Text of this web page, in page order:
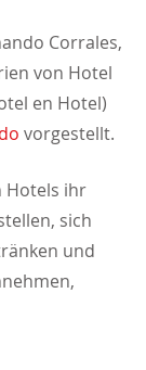
Corrales,
von Hotel
en Hotel)
vorgestellt.
Hotels ihr
sich
und